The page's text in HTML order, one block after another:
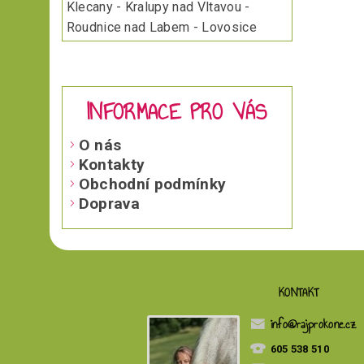
Klecany - Kralupy nad Vltavou -
Roudnice nad Labem - Lovosice
INFORMACE PRO VÁS
O nás
Kontakty
Obchodní podmínky
Doprava
KONTAKT
info@rajprokone.cz
605 538 510